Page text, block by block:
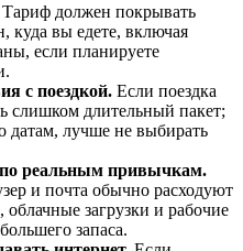
Тариф должен покрывать
куда вы едете, включая
если планируете
с поездкой. Если поездка
слишком длительный пакет;
датам, лучше не выбирать
реальным привычкам.
и почта обычно расходуют
загрузки и рабочие
запаса.